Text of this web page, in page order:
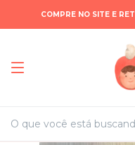
COMPRE NO SITE E